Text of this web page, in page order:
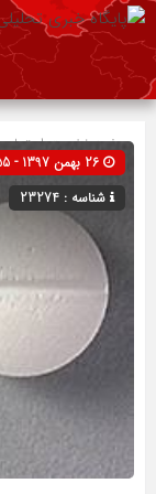
صفحه نخست
شناسه : 23274